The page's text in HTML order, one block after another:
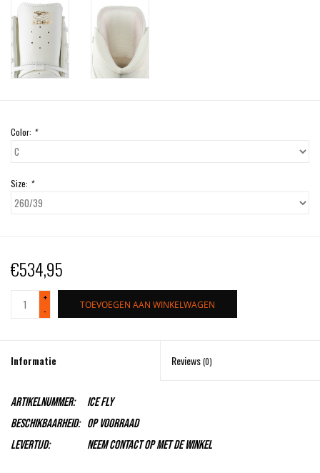
Color: *
Size: *
€534,95
+
-
TOEVOEGEN AAN WINKELWAGEN
Informatie Reviews(0)
Artikelnummer:
ICE FLY
Beschikbaarheid: Op voorraad
Levertijd:
Neem contact op met de winkel